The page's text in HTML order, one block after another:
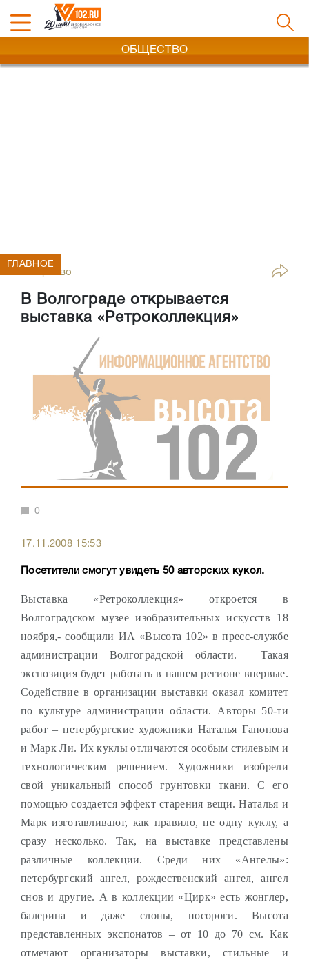
ОБЩЕСТВО
Общество
В Волгограде открывается
выставка «Ретроколлекция»
ГЛАВНОЕ
0
17.11.2008 15:53
Посетители смогут увидеть 50 авторских кукол.
Выставка «Ретроколлекция» откроется в
Волгоградском музее изобразительных искусств 18
ноября,- сообщили ИА «Высота 102» в пресс-службе
администрации Волгоградской области. Такая
экспозиция будет работать в нашем регионе впервые.
Содействие в организации выставки оказал комитет
по культуре администрации области. Авторы 50-ти
работ – петербургские художники Наталья Гапонова
и Марк Ли. Их куклы отличаются особым стилевым и
технологическим решением. Художники изобрели
свой уникальный способ грунтовки ткани. С его
помощью создается эффект старения вещи. Наталья и
Марк изготавливают, как правило, не одну куклу, а
сразу несколько. Так, на выставке представлены
различные коллекции. Среди них «Ангелы»:
петербургский ангел, рождественский ангел, ангел
снов и другие. А в коллекции «Цирк» есть жонглер,
балерина и даже слоны, носороги. Высота
представленных экспонатов – от 10 до 70 см.Как
отмечают организаторы выставки, стильные и